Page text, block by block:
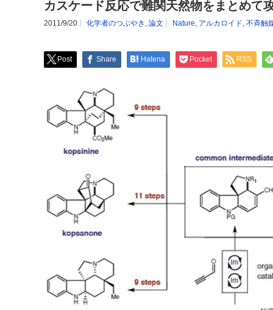
カスケード反応で難関天然物をまとめて
2011/9/20 化学者のつぶやき , 論文 Nature, アルカロイド, 不斉触
Post Share Hatena Pocket RSS